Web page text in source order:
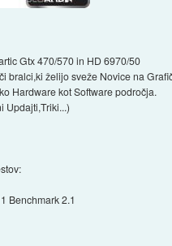
Gtx 470/570 in HD 6970/50
bralci,ki želijo sveže Novice na
Hardware kot Software področja.
Updajti,Triki...)
Benchmark 2.1